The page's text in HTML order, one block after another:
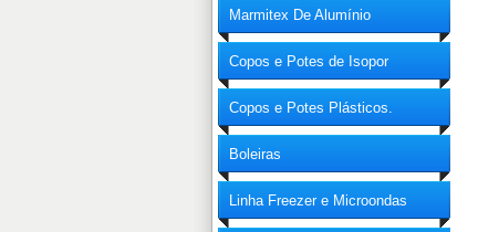
Marmitex De Alumínio
Copos e Potes de Isopor
Copos e Potes Plásticos.
Boleiras
Linha Freezer e Microondas